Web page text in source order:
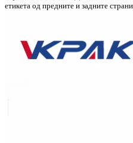
етикета од предните и задните